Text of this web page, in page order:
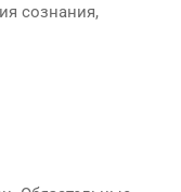
сознания,